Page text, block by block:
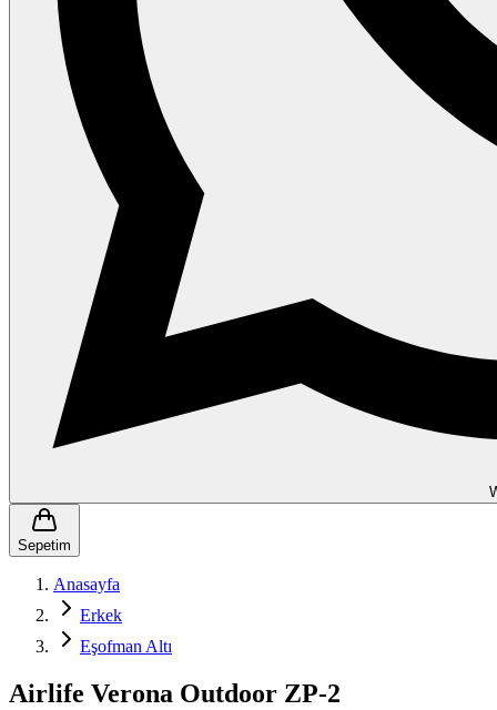
Sepetim
Anasayfa
Erkek
Eşofman Altı
Airlife Verona Outdoor ZP-2